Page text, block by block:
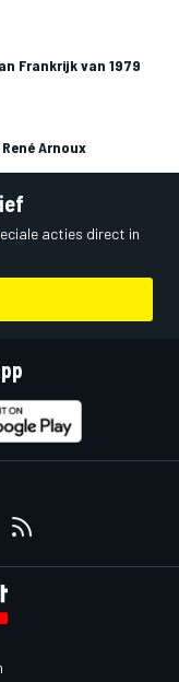
Frankrijk van 1979
Arnoux
acties direct in